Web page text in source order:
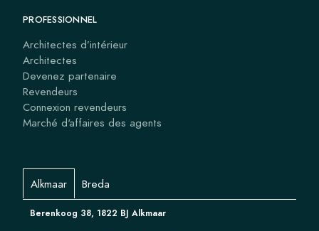
PROFESSIONNEL
Architectes d’intérieur
Architectes
Devenez partenaire
Revendeurs
Connexion revendeurs
Marché d'affaires des agents
Alkmaar Breda
Berenkoog 38, 1822 BJ Alkmaar